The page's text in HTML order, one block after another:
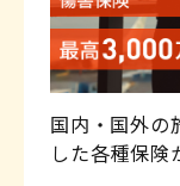
国内・国外の
した各種保険